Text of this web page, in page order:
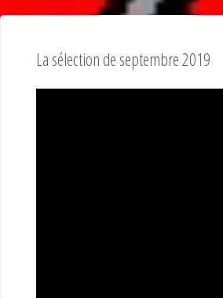
La sélection de septembre 2019